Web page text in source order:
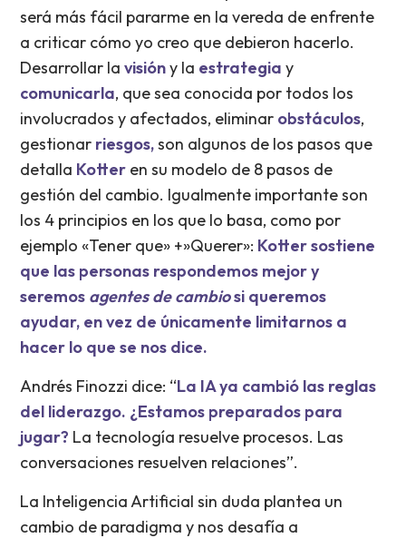
será más fácil pararme en la vereda de enfrente
a criticar cómo yo creo que debieron hacerlo.
Desarrollar lavisióny la estrategia y
comunicarla, que sea conocida por todos los
involucrados y afectados, eliminar obstáculos,
gestionar riesgos,son algunos de los pasos que
detalla Kotter en su modelo de 8 pasos de
gestión del cambio. Igualmente importante son
los 4 principios en los que lo basa, como por
ejemplo «Tener que» +»Querer»: Kotter sostiene
que las personas respondemos mejor y
seremos agentes de cambiosi queremos
ayudar, en vez de únicamente limitarnos a
hacer lo que se nos dice.
Andrés Finozzi dice: “La IA ya cambió las reglas
del liderazgo. ¿Estamos preparados para
jugar? La tecnología resuelve procesos. Las
conversaciones resuelven relaciones”.
La Inteligencia Artificial sin duda plantea un
cambio de paradigma y nos desafía a